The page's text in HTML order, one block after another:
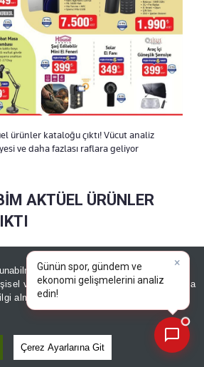
adına sitemizdeçerez
verileriniz, KVKK ve GDPR kapsamında
almak için
Çerez Ayarlarına Git
ürünler kataloğu çıktı! Vücut analiz
ve daha fazlası raflara geliyor
AKTÜEL ÜRÜNLER
TV - 27.900 TL
TV - 20.490 TL
TV - 21.450 TL
Günün spor,